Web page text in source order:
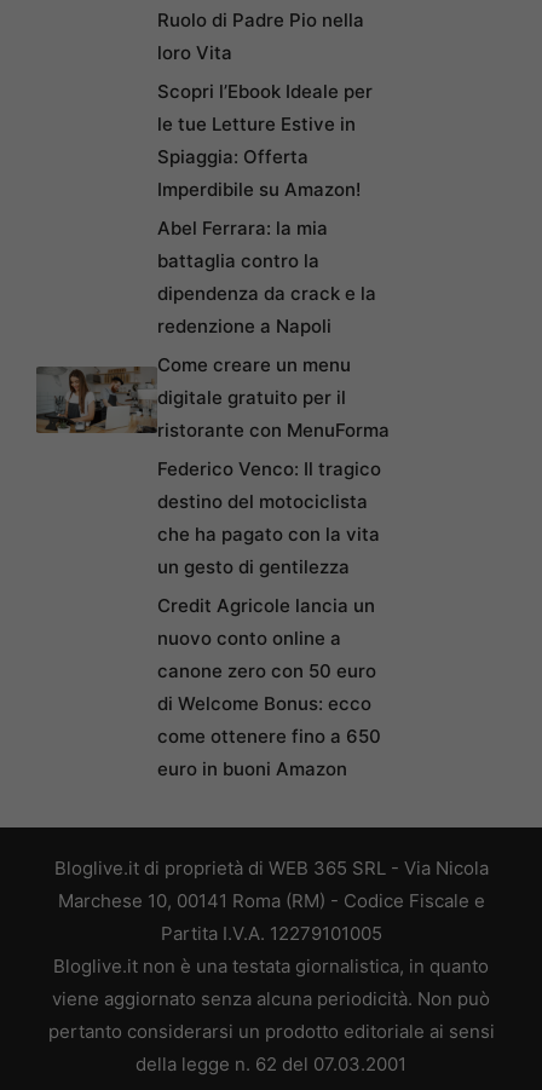
Ruolo di Padre Pio nella
loro Vita
Scopri l’Ebook Ideale per
le tue Letture Estive in
Spiaggia: Offerta
Imperdibile su Amazon!
Abel Ferrara: la mia
battaglia contro la
dipendenza da crack e la
redenzione a Napoli
Come creare un menu
digitale gratuito per il
ristorante con MenuForma
Federico Venco: Il tragico
destino del motociclista
che ha pagato con la vita
un gesto di gentilezza
Credit Agricole lancia un
nuovo conto online a
canone zero con 50 euro
di Welcome Bonus: ecco
come ottenere fino a 650
euro in buoni Amazon
Bloglive.it di proprietà di WEB 365 SRL - Via Nicola
Marchese 10, 00141 Roma (RM) - Codice Fiscale e
Partita I.V.A. 12279101005
Bloglive.it non è una testata giornalistica, in quanto
viene aggiornato senza alcuna periodicità. Non può
pertanto considerarsi un prodotto editoriale ai sensi
della legge n. 62 del 07.03.2001